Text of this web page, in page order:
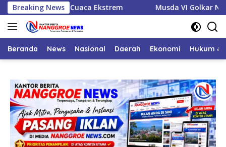
Langsung
ke
konten
Breaking News
Cuaca Ekstrem Musda VI Golkar Nagan Raya
Beranda News Nasional Daerah Ekonomi Hukum &